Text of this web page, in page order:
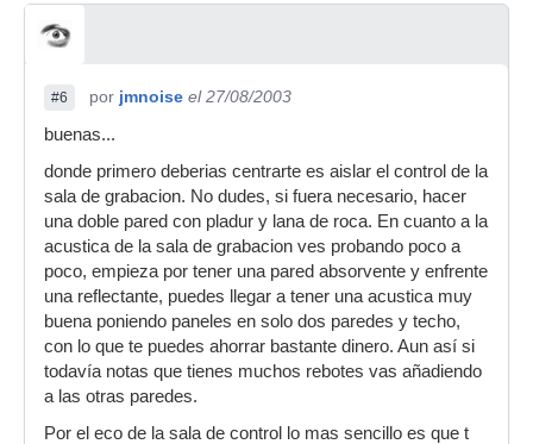
#6 por jmnoise el 27/08/2003
buenas...
donde primero deberias centrarte es aislar el control de la
sala de grabacion. No dudes, si fuera necesario, hacer
una doble pared con pladur y lana de roca. En cuanto a la
acustica de la sala de grabacion ves probando poco a
poco, empieza por tener una pared absorvente y enfrente
una reflectante, puedes llegar a tener una acustica muy
buena poniendo paneles en solo dos paredes y techo,
con lo que te puedes ahorrar bastante dinero. Aun así si
todavía notas que tienes muchos rebotes vas añadiendo
a las otras paredes.
Por el eco de la sala de control lo mas sencillo es que t